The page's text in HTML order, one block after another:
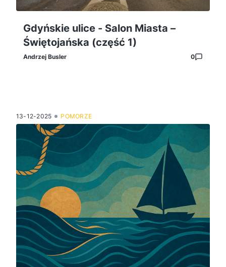
Gdyńskie ulice - Salon Miasta –
Świętojańska (część 1)
Andrzej Busler 0
13-12-2025 POMORZE